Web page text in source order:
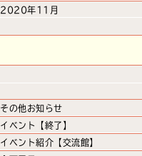
2020年11月
その他お知らせ
イベント【終了】
イベント紹介【交流館】